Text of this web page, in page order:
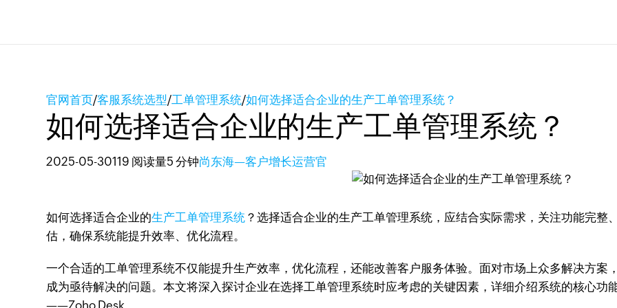
官网首页/客服系统选型/工单管理系统/如何选择适合企业的生产工单管理系统？
如何选择适合企业的生产工单管理系统？
2025-05-30119 阅读量5 分钟尚东海—客户增长运营官
如何选择适合企业的生产工单管理系统 ？选择适合企业的生产工单管理系统，应结合实际需求，关注功能完
估，确保系统能提升效率、优化流程。
一个合适的工单管理系统不仅能提升生产效率，优化流程，还能改善客户服务体验。面对市场上众多解决方案
成为亟待解决的问题。本文将深入探讨企业在选择工单管理系统时应考虑的关键因素，详细介绍系统的核心功
——Zoho Desk。